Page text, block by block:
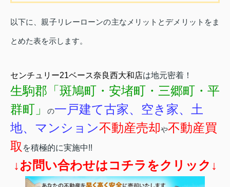
以下に、親子リレーローンの主なメリットとデメリットをま
とめた表を示します。
センチュリー21ベース奈良西大和店は地元密着！
生駒郡「斑鳩町・安堵町・三郷町・平
群町」
の一戸建て古家、空き家、土
地、マンション不動産売却や不動産買
取 を積極的に実施中!!
↓お問い合わせはコチラをクリック↓